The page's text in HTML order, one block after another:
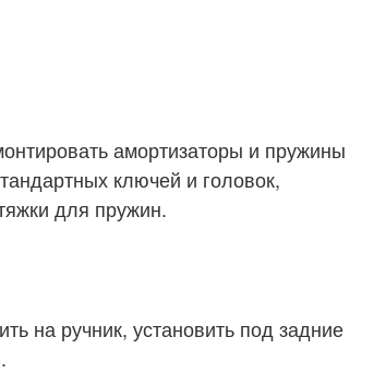
амортизаторы и пружины
ключей и головок,
для пружин.
на ручник, установить под задние